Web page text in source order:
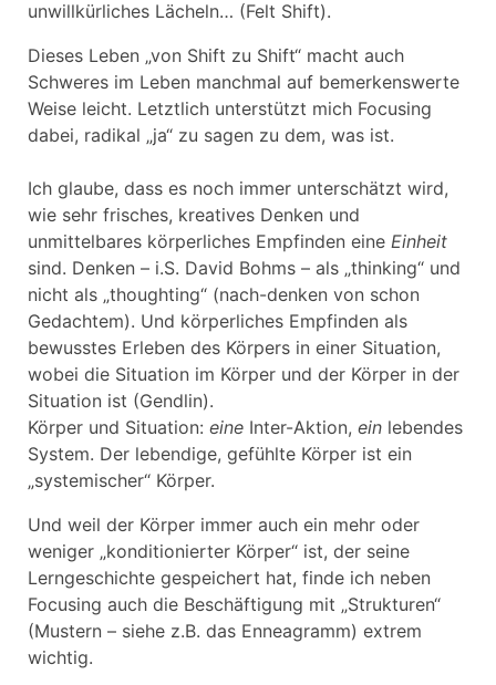
unwillkürliches Lächeln… (Felt Shift).
Dieses Leben „von Shift zu Shift“ macht auch
Schweres im Leben manchmal auf bemerkenswerte
Weise leicht. Letztlich unterstützt mich Focusing
dabei, radikal „ja“ zu sagen zu dem, was ist.
Ich glaube, dass es noch immer unterschätzt wird,
wie sehr frisches, kreatives Denken und
unmittelbares körperliches Empfinden eine Einheit
sind. Denken – i.S. David Bohms – als „thinking“ und
nicht als „thoughting“ (nach-denken von schon
Gedachtem). Und körperliches Empfinden als
bewusstes Erleben des Körpers in einer Situation,
wobei die Situation im Körper und der Körper in der
Situation ist (Gendlin).
Körper und Situation: eine Inter-Aktion, ein lebendes
System. Der lebendige, gefühlte Körper ist ein
„systemischer“ Körper.
Und weil der Körper immer auch ein mehr oder
weniger „konditionierter Körper“ ist, der seine
Lerngeschichte gespeichert hat, finde ich neben
Focusing auch die Beschäftigung mit „Strukturen“
(Mustern – siehe z.B. das Enneagramm) extrem
wichtig.